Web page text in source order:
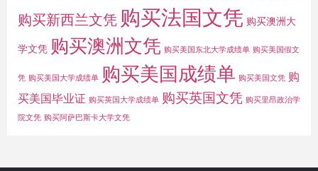
购买新西兰文凭 购买法国文凭 购买澳洲大
学文凭 购买澳洲文凭 购买美国东北大学成绩单 购买美国假文
凭 购买美国大学成绩单 购买美国成绩单 购买美国文凭 购
买美国毕业证 购买英国大学成绩单 购买英国文凭 购买里昂政治学
院文凭 购买阿萨巴斯卡大学文凭